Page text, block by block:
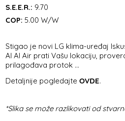
S.E.E.R.: 9.70
COP: 5.00 W/W
Stigao je novi LG klima-uređaj
AI AI Air prati Vašu lokaciju,
prilagođava protok ...
Detaljnije pogledajteOVDE.
*Slika se može razlikovati od